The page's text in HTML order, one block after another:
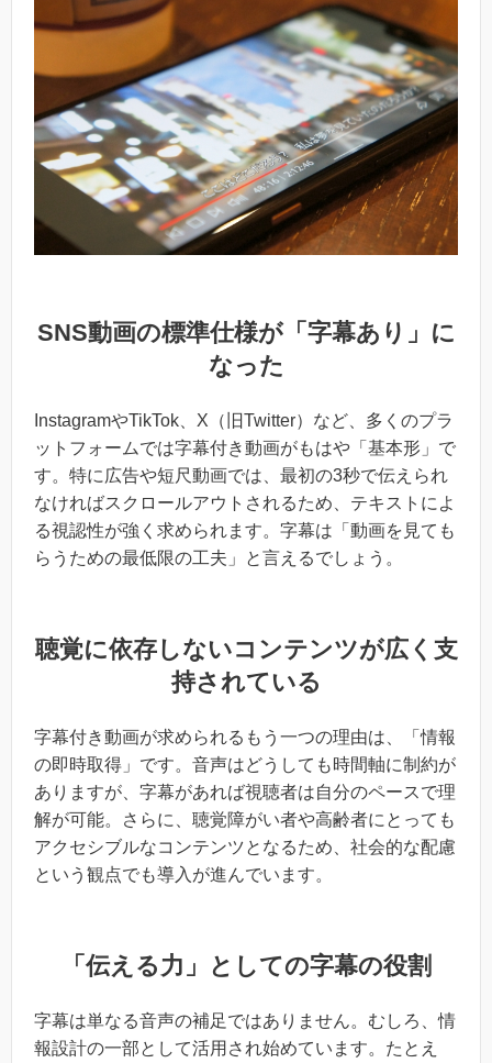
SNS動画の標準仕様が「字幕あり」に
なった
InstagramやTikTok、X（旧Twitter）など、多くのプラ
ットフォームでは字幕付き動画がもはや「基本形」で
す。特に広告や短尺動画では、最初の3秒で伝えられ
なければスクロールアウトされるため、テキストによ
る視認性が強く求められます。字幕は「動画を見ても
らうための最低限の工夫」と言えるでしょう。
聴覚に依存しないコンテンツが広く支
持されている
字幕付き動画が求められるもう一つの理由は、「情報
の即時取得」です。音声はどうしても時間軸に制約が
ありますが、字幕があれば視聴者は自分のペースで理
解が可能。さらに、聴覚障がい者や高齢者にとっても
アクセシブルなコンテンツとなるため、社会的な配慮
という観点でも導入が進んでいます。
「伝える力」としての字幕の役割
字幕は単なる音声の補足ではありません。むしろ、情
報設計の一部として活用され始めています。たとえ